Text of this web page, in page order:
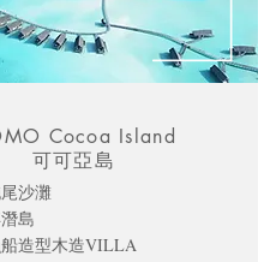
Cocoa Island
可可亞島
沙灘
島
造型木造VILLA